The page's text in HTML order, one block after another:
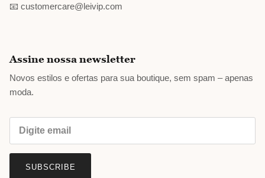
📧 customercare@leivip.com
Assine nossa newsletter
Novos estilos e ofertas para sua boutique, sem spam – apenas
moda.
SUBSCRIBE